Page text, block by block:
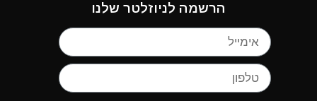
הרשמה לניוזלטר שלנו